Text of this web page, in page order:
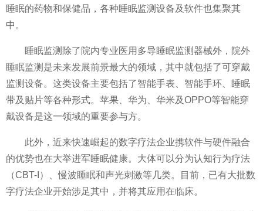
睡眠的药物和保健品，各种睡眠监测设备及软件也集聚其
中。
睡眠监测除了院内专业医用多导睡眠监测器械外，院外
睡眠监测是未来发展前景最大的领域，其中就包括了可穿戴
监测设备。这类设备主要包括了智能手表、智能手环、睡眠
带及贴片等各种形式。苹果、华为、华米及OPPO等智能穿
戴设备是这一领域的重要参与方。
此外， 近来快速崛起的数字疗法企业携软件与硬件融合
的优势也在大举进军睡眠健康。大体可以分为认知行为疗法
（CBT-I）、慢波睡眠和声光刺激等几类。目前，已有大批数
字疗法企业开始涉足其中，并将其应用在临床。